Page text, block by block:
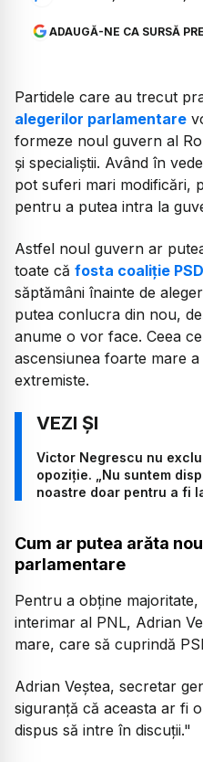
ADAUGĂ-NE CA SURSĂ
Partidele care au trecut
alegerilor parlamentare
formeze noul guvern al
și specialiștii. Având în
pot suferi mari modificări,
pentru a putea intra la
Astfel noul guvern ar
toate că fosta coaliție
săptămâni înainte de
putea conlucra din nou,
anume o vor face. Ceea
ascensiunea foarte mare
extremiste.
Victor Negrescu nu
opoziție. „Nu suntem
noastre doar pentru a fi
Cum ar putea arăta
parlamentare
Pentru a obține
interimar al PNL, Adrian
mare, care să cuprindă
Adrian Veștea, secretar
siguranță că aceasta ar fi
dispus să intre în discuții."